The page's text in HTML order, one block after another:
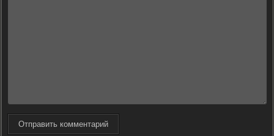
Отправить комментарий